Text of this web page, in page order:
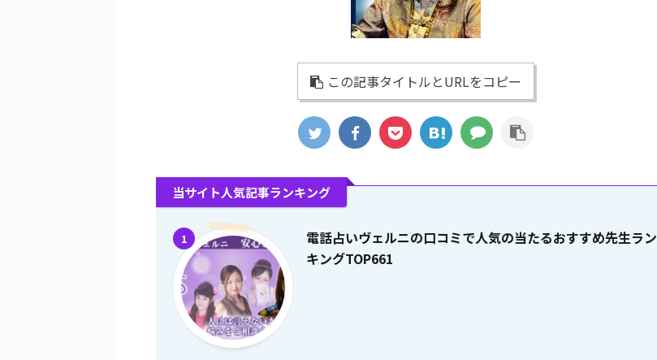
この記事タイトルとURLをコピー
当サイト人気記事ランキング
1
電話占いヴェルニの口コミで人気の当たるおすすめ先生ラン
キングTOP661